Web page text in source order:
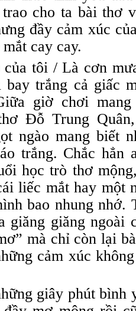
cho ta bài thơ
đầy cảm xúc
cay cay.
tôi / Là cơn
trắng cả giấc
giờ chơi mang
Đỗ Trung
ngào mang biết
trắng. Chắc hẳn
học trò thơ
liếc mắt hay một
bao nhung nhớ.
giăng giăng ngoài
mà chỉ còn lại
cảm xúc
giây phút bình